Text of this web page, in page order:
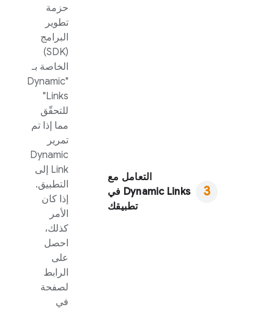
التعامل مع
Dynamic Links في
تطبيقك
حزمة
تطوير
البرامج
(SDK)
الخاصة بـ
"
Dynamic
Links
"
للتحقّق
مما إذا تم
تمرير
Dynamic
Link إلى
التطبيق.
إذا كان
الأمر
كذلك،
احصل
على
الرابط
لصفحة
في